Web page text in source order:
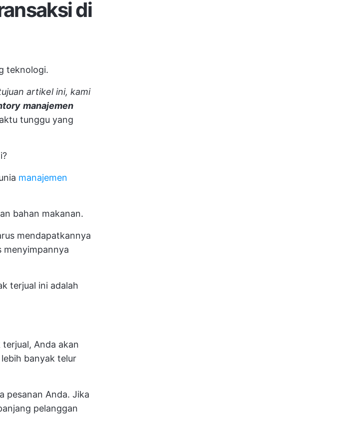
di
teknologi.
artikel ini, kami
manajemen
tunggu yang
manajemen
bahan makanan.
mendapatkannya
menyimpannya
terjual ini adalah
Anda akan
banyak telur
pesanan Anda. Jika
pelanggan